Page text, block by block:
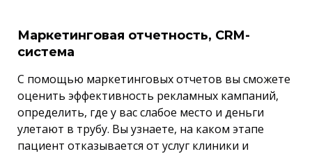
Маркетинговая отчетность, CRM-
система
С помощью маркетинговых отчетов вы сможете
оценить эффективность рекламных кампаний,
определить, где у вас слабое место и деньги
улетают в трубу. Вы узнаете, на каком этапе
пациент отказывается от услуг клиники и